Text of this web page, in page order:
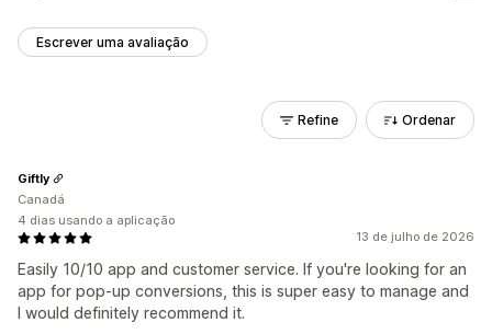
Escrever uma avaliação
Refine Ordenar
13 de julho de 2026
Easily 10/10 app and customer service. If you're looking for an
app for pop-up conversions, this is super easy to manage and
I would definitely recommend it.
Giftly
Canadá
4 dias usando a aplicação